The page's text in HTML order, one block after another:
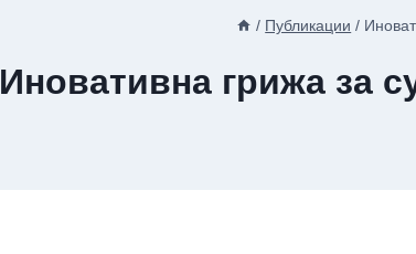
/ Публикации /
Иновативна грижа за